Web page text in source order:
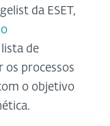
da ESET,
de
os processos
o objetivo